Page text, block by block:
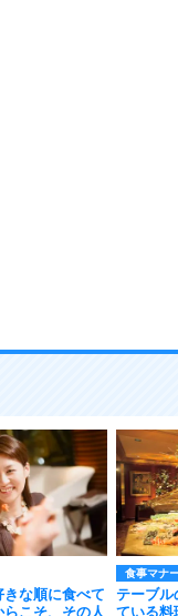
な順に食べて
こそ、その人
食事マナ
テーブル
ている料